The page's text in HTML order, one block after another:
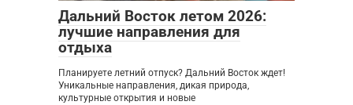
Дальний Восток летом 2026:
лучшие направления для
отдыха
Планируете летний отпуск? Дальний Восток ждет!
Уникальные направления, дикая природа,
культурные открытия и новые